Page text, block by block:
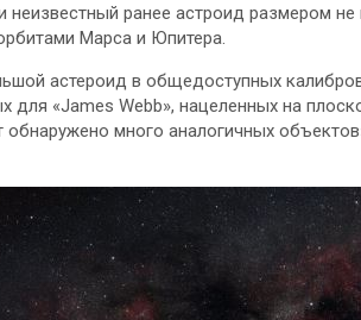
ранее астроид размером не
Марса и Юпитера.
астероид в общедоступных
«James Webb», нацеленных на
много аналогичных